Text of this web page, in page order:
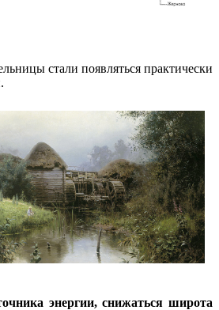
стали появляться практически
энергии, снижаться широта